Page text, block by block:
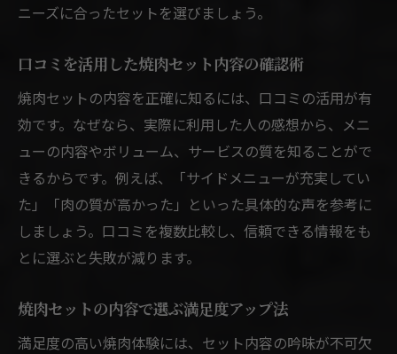
ニーズに合ったセットを選びましょう。
口コミを活用した焼肉セット内容の確認術
焼肉セットの内容を正確に知るには、口コミの活用が有
効です。なぜなら、実際に利用した人の感想から、メニ
ューの内容やボリューム、サービスの質を知ることがで
きるからです。例えば、「サイドメニューが充実してい
た」「肉の質が高かった」といった具体的な声を参考に
しましょう。口コミを複数比較し、信頼できる情報をも
とに選ぶと失敗が減ります。
焼肉セットの内容で選ぶ満足度アップ法
満足度の高い焼肉体験には、セット内容の吟味が不可欠